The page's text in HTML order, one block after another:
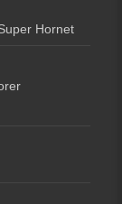
Hornet